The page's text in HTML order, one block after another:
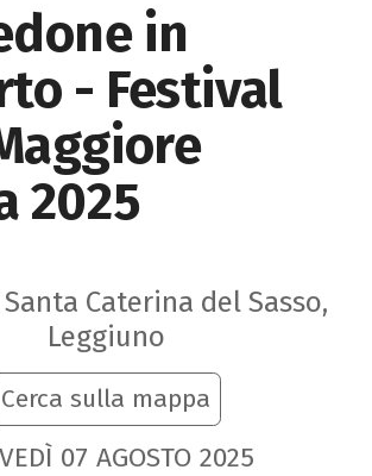
in
- Festival
2025
Caterina del Sasso,
Leggiuno
Cerca sulla mappa
07 AGOSTO 2025